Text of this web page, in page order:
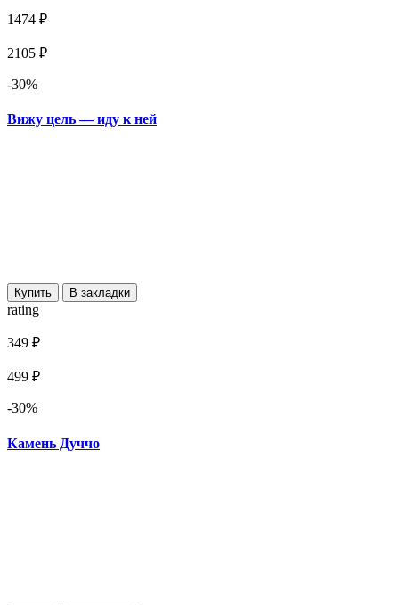
1474 ₽
2105 ₽
-30%
Вижу цель — иду к ней
Купить В закладки
rating
349 ₽
499 ₽
-30%
Камень Дуччо